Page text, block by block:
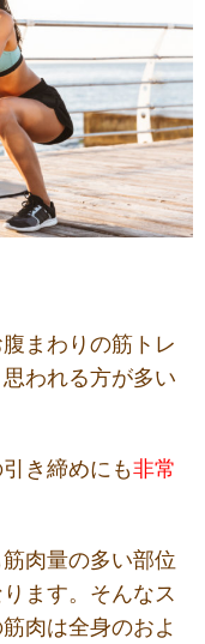
まわりの筋トレ
われる方が多い
き締めにも非常
肉量の多い部位
ます。 そんなス
筋肉は全身のおよ